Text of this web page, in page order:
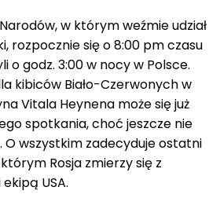
Narodów, w którym weźmie udział
rozpocznie się o 8:00 pm czasu
o godz. 3:00 w nocy w Polsce.
kibiców Biało-Czerwonych w
Vitala Heynena może się już
spotkania, choć jeszcze nie
O wszystkim zadecyduje ostatni
Rosja zmierzy się z
USA.